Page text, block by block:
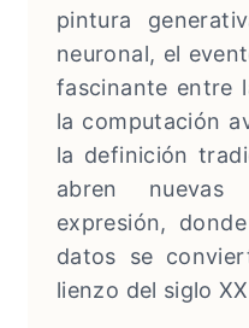
pintura
neuronal, el
fascinante entre
la computación
la definición
abren
expresión,
datos se
lienzo del siglo